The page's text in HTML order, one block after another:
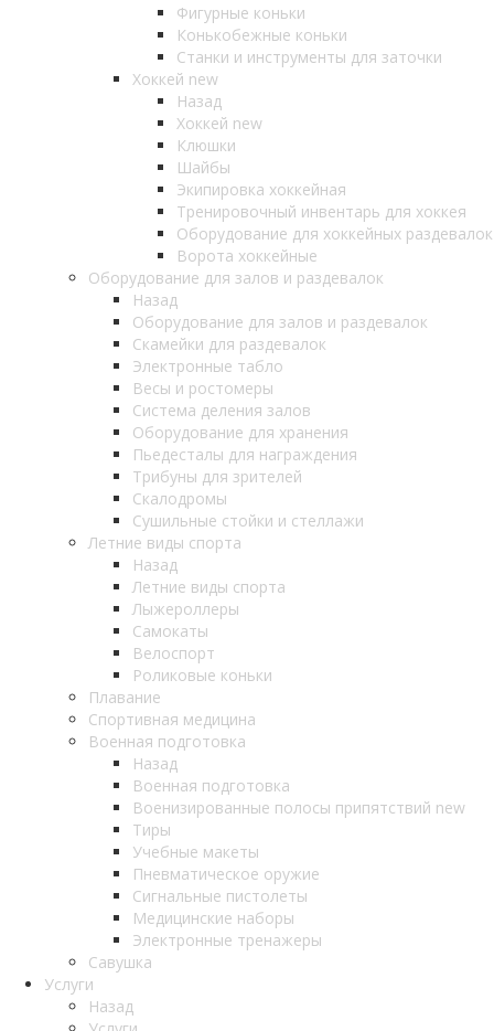
Фигурные коньки
Конькобежные коньки
Станки и инструменты для заточки
Хоккей new
Назад
Хоккей new
Клюшки
Шайбы
Экипировка хоккейная
Тренировочный инвентарь для хоккея
Оборудование для хоккейных раздевалок
Ворота хоккейные
Оборудование для залов и раздевалок
Назад
Оборудование для залов и раздевалок
Скамейки для раздевалок
Электронные табло
Весы и ростомеры
Система деления залов
Оборудование для хранения
Пьедесталы для награждения
Трибуны для зрителей
Скалодромы
Сушильные стойки и стеллажи
Летние виды спорта
Назад
Летние виды спорта
Лыжероллеры
Самокаты
Велоспорт
Роликовые коньки
Плавание
Спортивная медицина
Военная подготовка
Назад
Военная подготовка
Военизированные полосы припятствий new
Тиры
Учебные макеты
Пневматическое оружие
Сигнальные пистолеты
Медицинские наборы
Электронные тренажеры
Савушка
Услуги
Назад